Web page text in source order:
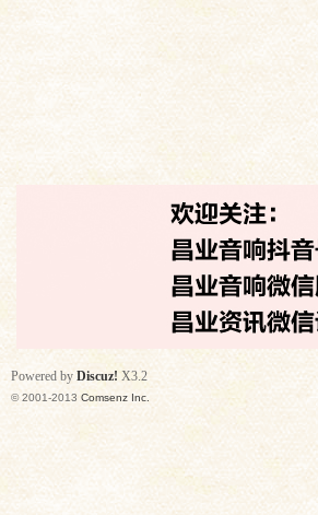
Powered by Discuz! X3.2
© 2001-2013 Comsenz Inc.